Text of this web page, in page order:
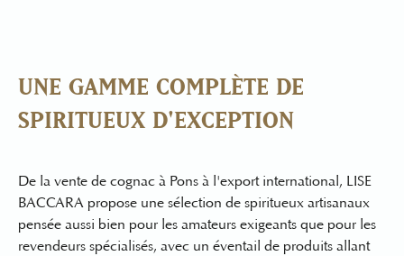
UNE GAMME COMPLÈTE DE
SPIRITUEUX D'EXCEPTION
De la vente de cognac à Pons à l'export international, LISE
BACCARA propose une sélection de spiritueux artisanaux
pensée aussi bien pour les amateurs exigeants que pour les
revendeurs spécialisés, avec un éventail de produits allant